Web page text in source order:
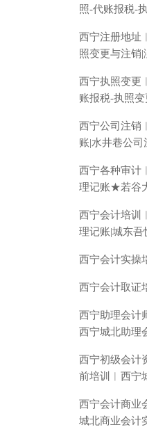
照-代账报税-
西宁注册地址
照变更与注销|
西宁执照变更
账报税-执照
西宁公司注销
账|水井巷公司
西宁各种审计
理记账★若谷
西宁会计培训
理记账|城东吾
西宁会计实操
西宁会计取证
西宁助理会计
西宁城北助理
西宁初级会计
前培训︱西宁
西宁会计商业
城北商业会计